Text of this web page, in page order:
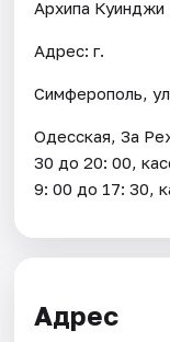
Архипа Куинджи
Адрес: г.
Симферополь,
Одесская, 3а
30 до 20: 00,
9: 00 до 17: 30,
Адрес